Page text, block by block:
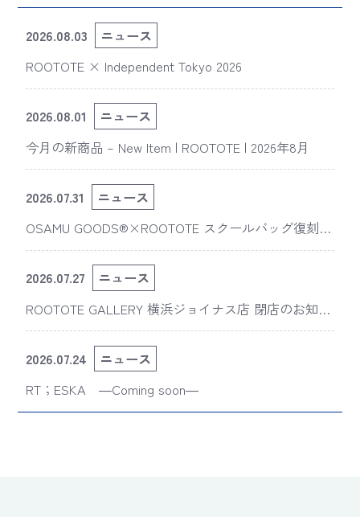
2026.08.03
ニュース
ROOTOTE × Independent Tokyo 2026
2026.08.01
ニュース
今月の新商品 – New Item | ROOTOTE | 2026年8月
2026.07.31
ニュース
OSAMU GOODS®×ROOTOTE スクールバッグ復刻
版“スライスドアイ”の新デザインが「The 50th Annive
rsary OSAMU GOODS展」に登場
2026.07.27
ニュース
ROOTOTE GALLERY 横浜ジョイナス店 閉店のお知ら
せ
2026.07.24
ニュース
RT；ESKA ―Coming soon―